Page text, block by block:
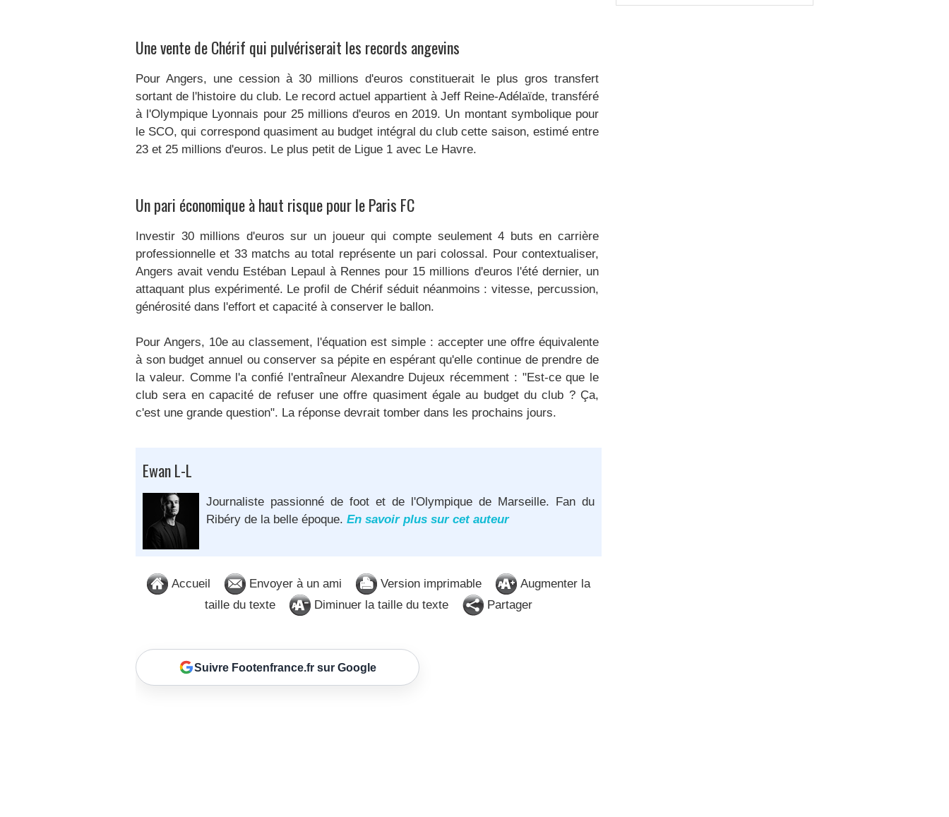
Une vente de Chérif qui pulvériserait les records angevins
Pour Angers, une cession à 30 millions d'euros constituerait le plus gros transfert
sortant de l'histoire du club. Le record actuel appartient à Jeff Reine-Adélaïde, transféré
à l'Olympique Lyonnais pour 25 millions d'euros en 2019. Un montant symbolique pour
le SCO, qui correspond quasiment au budget intégral du club cette saison, estimé entre
23 et 25 millions d'euros. Le plus petit de Ligue 1 avec Le Havre.
​Un pari économique à haut risque pour le Paris FC
Investir 30 millions d'euros sur un joueur qui compte seulement 4 buts en carrière
professionnelle et 33 matchs au total représente un pari colossal. Pour contextualiser,
Angers avait vendu Estéban Lepaul à Rennes pour 15 millions d'euros l'été dernier, un
attaquant plus expérimenté. Le profil de Chérif séduit néanmoins : vitesse, percussion,
générosité dans l'effort et capacité à conserver le ballon.
Pour Angers, 10e au classement, l'équation est simple : accepter une offre équivalente
à son budget annuel ou conserver sa pépite en espérant qu'elle continue de prendre de
la valeur. Comme l'a confié l'entraîneur Alexandre Dujeux récemment : "Est-ce que le
club sera en capacité de refuser une offre quasiment égale au budget du club ? Ça,
c'est une grande question". La réponse devrait tomber dans les prochains jours.
Ewan L-L
Journaliste passionné de foot et de l'Olympique de Marseille. Fan du
Ribéry de la belle époque. En savoir plus sur cet auteur
Accueil Envoyer à un ami Version imprimable
Augmenter la
taille du texte
Diminuer la taille du texte Partager
Suivre Footenfrance.fr sur Google